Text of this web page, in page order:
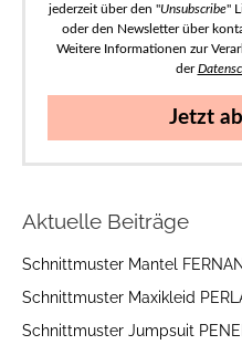
jederzeit über den "Unsubscribe"
oder den Newsletter über
Weitere Informationen zur
der
Jetzt
Aktuelle Beiträge
Schnittmuster Mantel
Schnittmuster Maxikleid
Schnittmuster Jumpsuit